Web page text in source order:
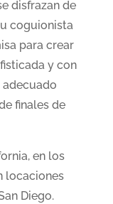
disfrazan de
coguionista
para crear
y con
finales de
en los
locaciones
Diego.